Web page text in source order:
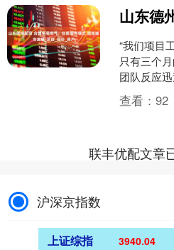
“我们项目
只有三个
团队反应
缝衔接，
程如期完
查看：92
联丰优配文章
沪深京指数
上证综指 3940.04